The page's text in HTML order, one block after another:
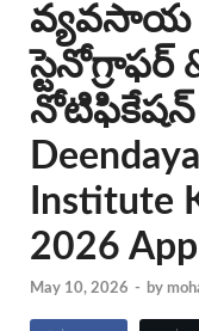
వ్యవసాయ
స్టెనోగ్రాఫర్
నోటిఫికేషన్
Institute
2026
May 10, 2026 - by